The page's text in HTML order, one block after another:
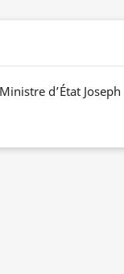
d’État Joseph